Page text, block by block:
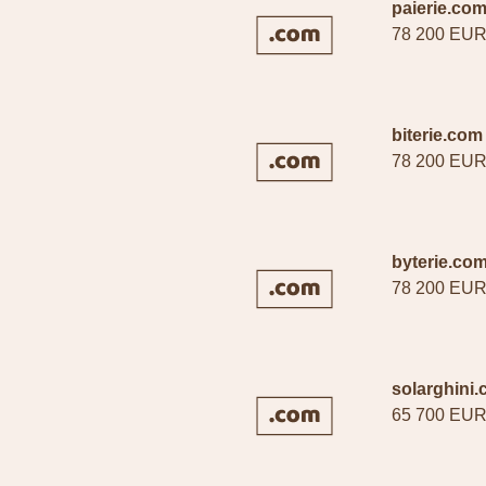
paierie.com
78 200 EUR
biterie.com
78 200 EUR
78 200 EUR
65 700 EUR